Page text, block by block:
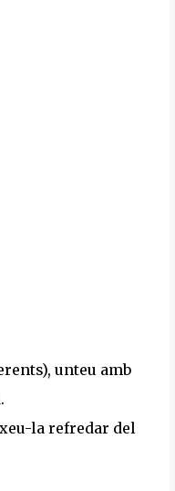
unteu amb
la refredar del